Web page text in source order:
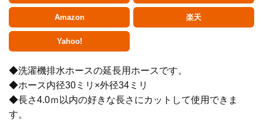
Amazon 楽天
Yahoo!
◆洗濯機排水ホースの延長用ホースです。
◆ホース内径30ミリ×外径34ミリ
◆長さ4.0ｍ以内の好きな長さにカットして使用できま
す。
水栓金具